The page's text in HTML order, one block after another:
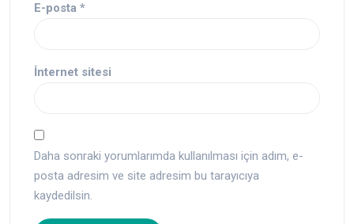
E-posta *
İnternet sitesi
Daha sonraki yorumlarımda kullanılması için adım, e-
posta adresim ve site adresim bu tarayıcıya
kaydedilsin.